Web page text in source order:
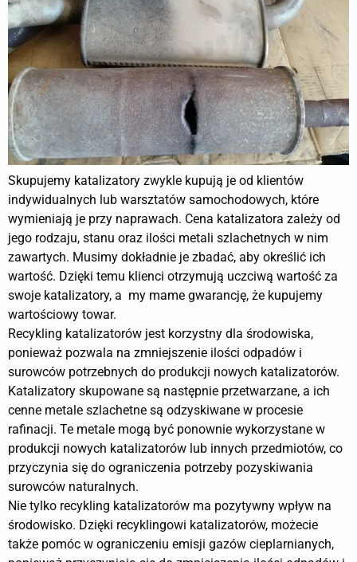
Skupujemy katalizatory zwykle kupują je od klientów
indywidualnych lub warsztatów samochodowych, które
wymieniają je przy naprawach. Cena katalizatora zależy od
jego rodzaju, stanu oraz ilości metali szlachetnych w nim
zawartych. Musimy dokładnie je zbadać, aby określić ich
wartość. Dzięki temu klienci otrzymują uczciwą wartość za
swoje katalizatory, a my mame gwarancję, że kupujemy
wartościowy towar.
Recykling katalizatorów jest korzystny dla środowiska,
ponieważ pozwala na zmniejszenie ilości odpadów i
surowców potrzebnych do produkcji nowych katalizatorów.
Katalizatory skupowane są następnie przetwarzane, a ich
cenne metale szlachetne są odzyskiwane w procesie
rafinacji. Te metale mogą być ponownie wykorzystane w
produkcji nowych katalizatorów lub innych przedmiotów, co
przyczynia się do ograniczenia potrzeby pozyskiwania
surowców naturalnych.
Nie tylko recykling katalizatorów ma pozytywny wpływ na
środowisko. Dzięki recyklingowi katalizatorów, możecie
także pomóc w ograniczeniu emisji gazów cieplarnianych,